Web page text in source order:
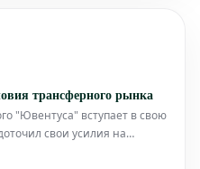
этот эпизод.
трансферного рынка
"Ювентуса" вступает в свою
свои усилия на
японского защитника